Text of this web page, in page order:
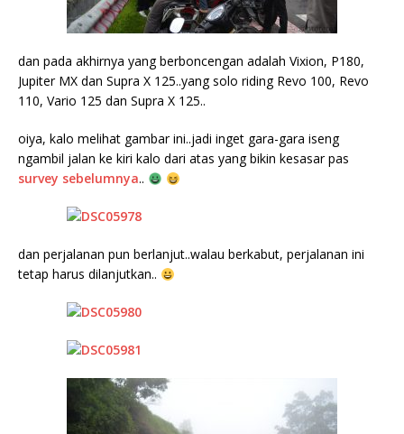
dan pada akhirnya yang berboncengan adalah Vixion, P180,
Jupiter MX dan Supra X 125..yang solo riding Revo 100, Revo
110, Vario 125 dan Supra X 125..
oiya, kalo melihat gambar ini..jadi inget gara-gara iseng
ngambil jalan ke kiri kalo dari atas yang bikin kesasar pas
survey sebelumnya..
dan perjalanan pun berlanjut..walau berkabut, perjalanan ini
tetap harus dilanjutkan..